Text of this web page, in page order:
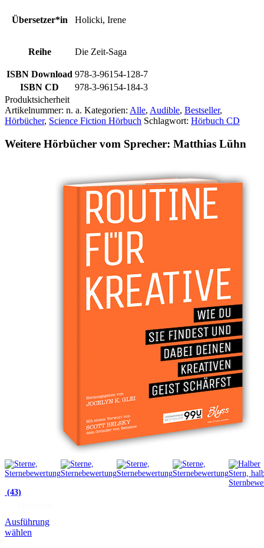
Übersetzer*in Holicki, Irene
Reihe Die Zeit-Saga
ISBN Download 978-3-96154-128-7
ISBN CD
978-3-96154-184-3
Produktsicherheit
Artikelnummer: n. a. Kategorien: Alle, Audible, Bestseller,
Hörbücher, Science Fiction Hörbuch Schlagwort: Hörbuch CD
Weitere Hörbücher vom Sprecher: Matthias Lühn
(43)
Ausführung
wählen